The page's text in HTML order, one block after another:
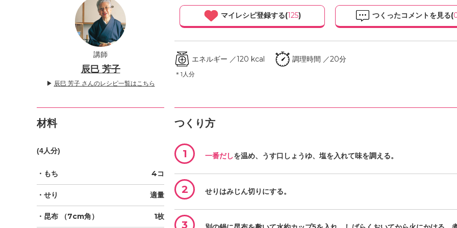
講師
辰巳 芳子
▶ 辰巳 芳子 さんのレシピ一覧はこちら
マイレシピ登録する(125) つくったコメントを見る(
エネルギー ／120 kcal
＊1人分
調理時間 ／20分
材料
(4人分)
・もち 4コ
・せり 適量
・昆布 （7cm角） 1枚
つくり方
1 一番だしを温め、うす口しょうゆ、塩を入れて味を調える。
2 せりはみじん切りにする。
3